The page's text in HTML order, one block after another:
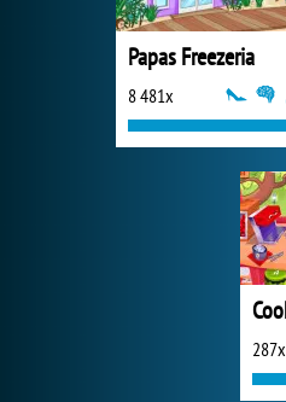
Papas Freezeria
8 481x
287x